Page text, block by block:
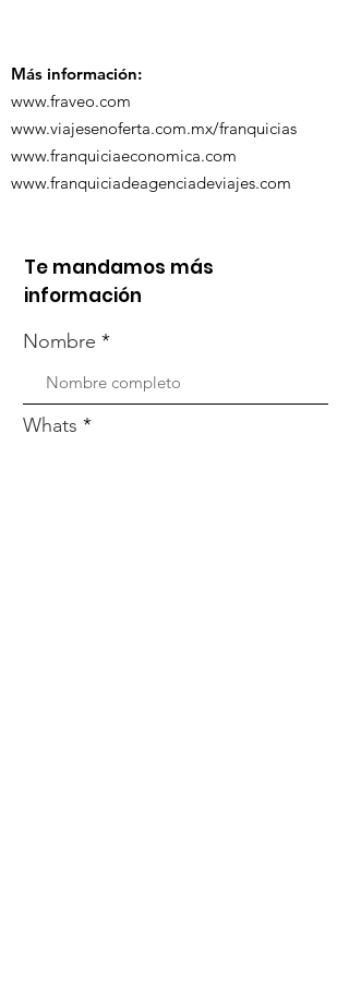
Más información:
www.fraveo.com
www.viajesenoferta.com.mx/franquicias
www.franquiciaeconomica.com
www.franquiciadeagenciadeviajes.com
Te mandamos más
información
Nombre
Whats